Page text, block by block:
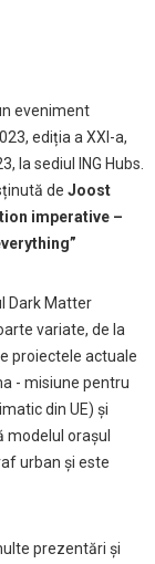
eveniment
ediția a XXI-a,
la sediul ING Hubs.
de Joost
imperative –
Dark Matter
variate, de la
proiectele actuale
- misiune pentru
din UE) și
modelul orașul
urban și este
prezentări și